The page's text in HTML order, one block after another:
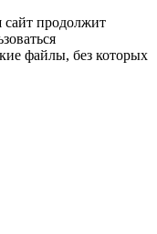
продолжит
файлы, без которых